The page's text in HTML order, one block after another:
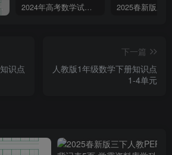
表字帖 2024年高考数学试卷（文）（全国甲卷）（空白卷）
识点
下一篇
人教版1年级数学下册知识点
1-4单元